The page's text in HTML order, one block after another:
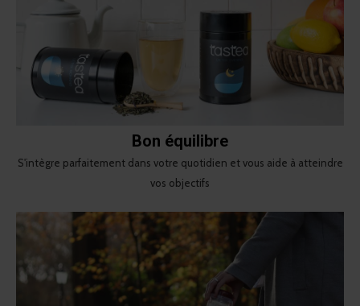
Bon équilibre
S'intègre parfaitement dans votre quotidien et vous aide à atteindre
vos objectifs